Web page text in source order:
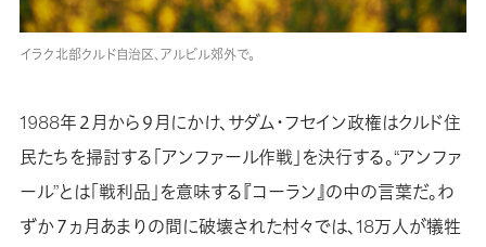
イラク北部クルド自治区、アルビル郊外で。
1988年２月から９月にかけ、サダム・フセイン政権はクルド住
民たちを掃討する「アンファール作戦」を決行する。“アンファ
ール”とは「戦利品」を意味する『コーラン』の中の言葉だ。わ
ずか７ヵ月あまりの間に破壊された村々では、18万人が犠牲